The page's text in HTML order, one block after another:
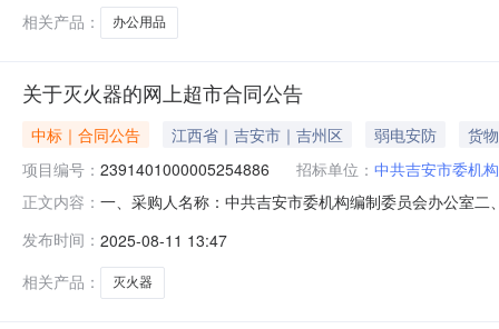
相关产品：
办公用品
关于灭火器的网上超市合同公告
中标｜合同公告 江西省｜吉安市｜吉州区 弱电安防
货物
项目编号： 2391401000005254886 招标单位： 中共吉安市委机
正文内容： 一、采购人名称：中共吉安市委机构编制委员会办公室
MT/2瓶2.00175350服务要求或标的基本概况：七、其它
发布时间： 2025-08-11 13:47
相关产品：
灭火器